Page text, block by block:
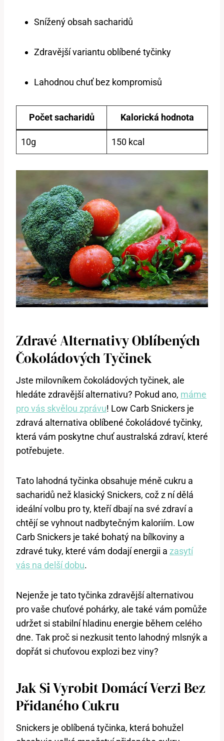
Snížený obsah sacharidů
Zdravější variantu oblíbené tyčinky
Lahodnou chuť bez kompromisů
Počet sacharidů Kalorická hodnota
10g 150 kcal
Zdravé Alternativy Oblíbených
Čokoládových Tyčinek
Jste milovníkem čokoládových tyčinek, ale
hledáte zdravější alternativu? Pokud ano, máme
pro vás skvělou zprávu! Low Carb Snickers je
zdravá alternativa oblíbené čokoládové tyčinky,
která vám poskytne chuť australská zdraví, které
potřebujete.
Tato lahodná tyčinka obsahuje méně cukru a
sacharidů než klasický Snickers, což z ní dělá
ideální volbu pro ty, kteří dbají na své zdraví a
chtějí se vyhnout nadbytečným kaloriím. Low
Carb Snickers je také bohatý na bílkoviny a
zdravé tuky, které vám dodají energii a zasytí
vás na delší dobu.
Nejenže je tato tyčinka zdravější alternativou
pro vaše chuťové pohárky, ale také vám pomůže
udržet si stabilní hladinu energie během celého
dne. Tak proč si nezkusit tento lahodný mlsnýk a
dopřát si chuťovou explozi bez viny?
Jak Si Vyrobit Domácí Verzi Bez
Přidaného Cukru
Snickers je oblíbená tyčinka, která bohužel